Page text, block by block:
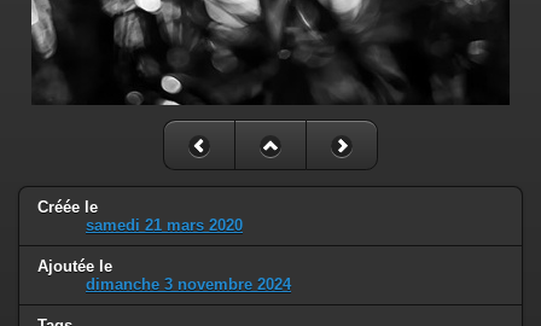
Créée le
samedi 21 mars 2020
Ajoutée le
dimanche 3 novembre 2024